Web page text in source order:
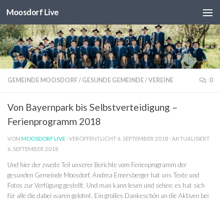
Unter dem Inhalt
Moosdorf Live
GEMEINDE MOOSDORF/ GESUNDE GEMEINDE/VEREINE 0
Von Bayernpark bis Selbstverteidigung –
Ferienprogramm 2018
VON MOOSDORF LIVE · VERÖFFENTLICHT 6. SEPTEMBER 2018 · AKTUALISIERT
6. SEPTEMBER 2018
Und hier der zweite Teil unserer Berichte vom Ferienprogramm der
gesunden Gemeinde Moosdorf. Andrea Emersberger hat uns Texte und
Fotos zur Verfügung gestellt. Und man kann lesen und sehen: es hat sich
für alle die dabei waren gelohnt. Ein großes Dankeschön an die Aktiven bei